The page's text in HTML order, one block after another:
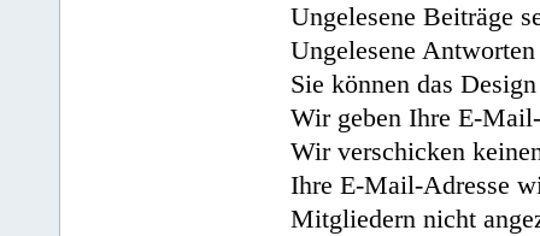
Ungelesene Beiträge
Ungelesene
Sie können das
Wir geben Ihre E-
Wir verschicken
Ihre E-Mail-Adresse
Mitgliedern nicht